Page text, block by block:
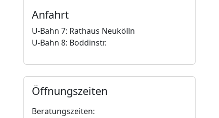
Anfahrt
U-Bahn 7: Rathaus Neukölln
U-Bahn 8: Boddinstr.
Öffnungszeiten
Beratungszeiten: